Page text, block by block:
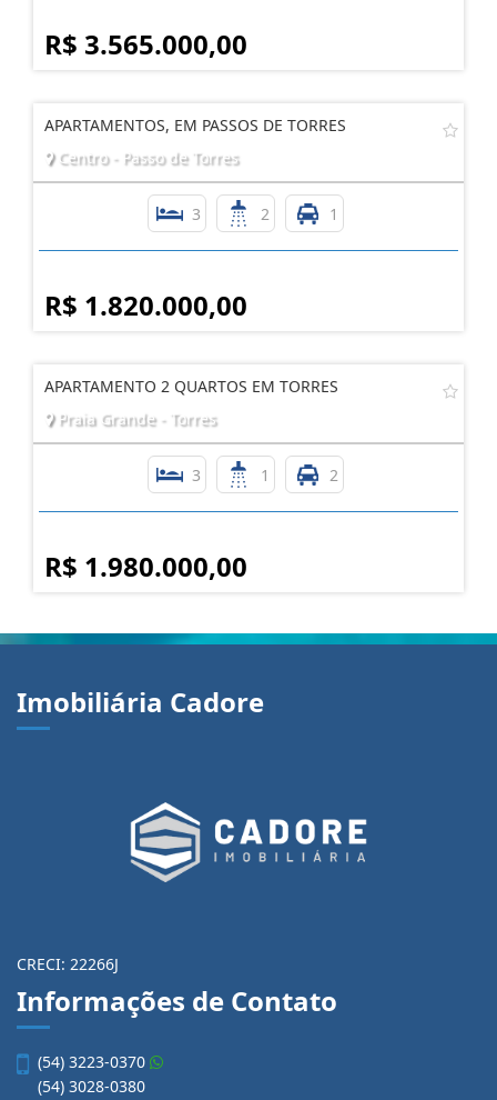
R$ 3.565.000,00
APARTAMENTOS, EM PASSOS DE TORRES
Centro - Passo de Torres
3 2 1
R$ 1.820.000,00
APARTAMENTO 2 QUARTOS EM TORRES
Praia Grande - Torres
3 1 2
R$ 1.980.000,00
Imobiliária Cadore
CRECI: 22266J
Informações de Contato
(54) 3223-0370
(54) 3028-0380